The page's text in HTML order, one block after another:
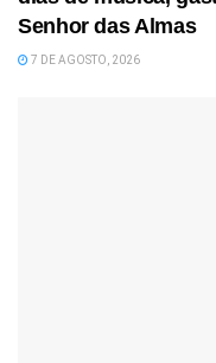
Senhor das Almas
7 DE AGOSTO, 2026